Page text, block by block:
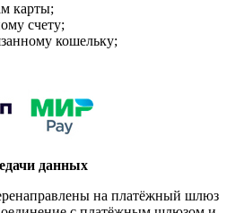
карты;
счету;
кошельку;
данных
на платёжный шлюз